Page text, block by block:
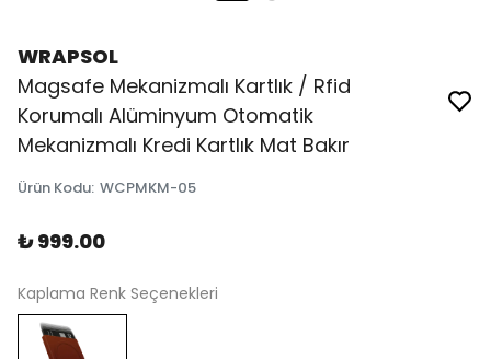
WRAPSOL
Magsafe Mekanizmalı Kartlık / Rfid
Korumalı Alüminyum Otomatik
Mekanizmalı Kredi Kartlık Mat Bakır
Ürün Kodu: WCPMKM-05
₺ 999.00
Kaplama Renk Seçenekleri